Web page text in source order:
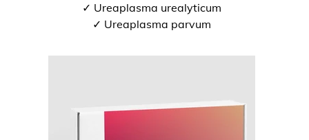
✓ Ureaplasma urealyticum
✓ Ureaplasma parvum